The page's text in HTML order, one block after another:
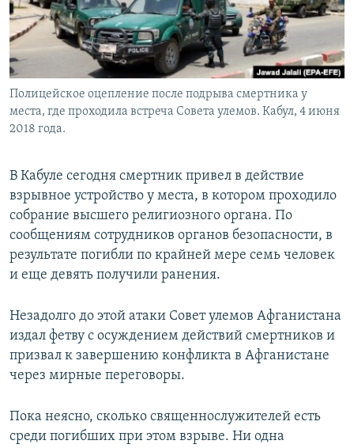
Полицейское оцепление после подрыва смертника у
места, где проходила встреча Совета улемов. Кабул, 4 июня
2018 года.
В Кабуле сегодня смертник привел в действие
взрывное устройство у места, в котором проходило
собрание высшего религиозного органа. По
сообщениям сотрудников органов безопасности, в
результате погибли по крайней мере семь человек
и еще девять получили ранения.
Незадолго до этой атаки Совет улемов Афганистана
издал фетву с осуждением действий смертников и
призвал к завершению конфликта в Афганистане
через мирные переговоры.
Пока неясно, сколько священнослужителей есть
среди погибших при этом взрыве. Ни одна